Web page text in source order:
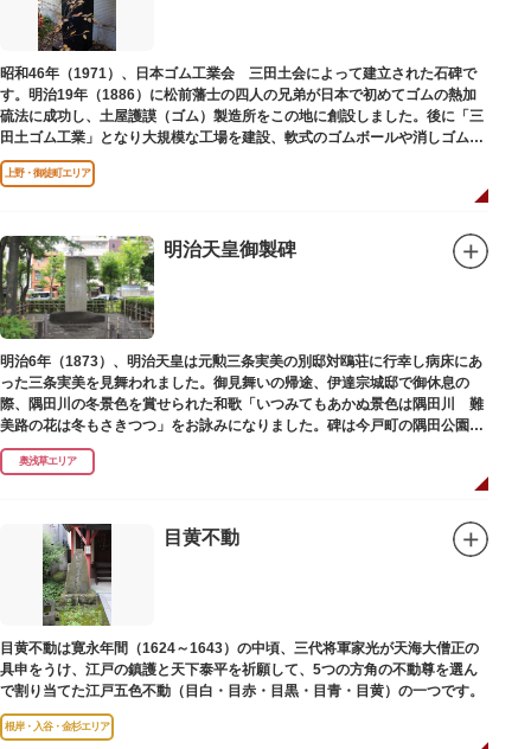
昭和46年（1971）、日本ゴム工業会 三田土会によって建立された石碑で
す。明治19年（1886）に松前藩士の四人の兄弟が日本で初めてゴムの熱加
硫法に成功し、土屋護謨（ゴム）製造所をこの地に創設しました。後に「三
田土ゴム工業」となり大規模な工場を建設、軟式のゴムボールや消しゴムな
ど新しいゴム製品を次々に開発しました。
上野・御徒町エリア
明治天皇御製碑
明治6年（1873）、明治天皇は元勲三条実美の別邸対鴎荘に行幸し病床にあ
った三条実美を見舞われました。御見舞いの帰途、伊達宗城邸で御休息の
際、隅田川の冬景色を賞せられた和歌「いつみてもあかぬ景色は隅田川 難
美路の花は冬もさきつつ」をお詠みになりました。碑は今戸町の隅田公園内
にあります。
奥浅草エリア
目黄不動
目黄不動は寛永年間（1624～1643）の中頃、三代将軍家光が天海大僧正の
具申をうけ、江戸の鎮護と天下泰平を祈願して、5つの方角の不動尊を選ん
で割り当てた江戸五色不動（目白・目赤・目黒・目青・目黄）の一つです。
根岸・入谷・金杉エリア